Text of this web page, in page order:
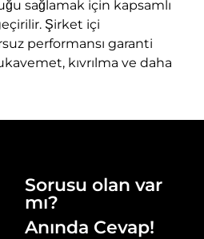
sağlamak için kapsamlı
Şirket içi
performansı garanti
kıvrılma ve daha
Sorusu olan var
mı?
Anında Cevap!